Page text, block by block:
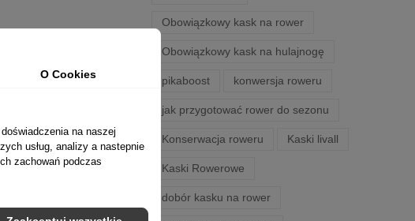
Obowiązkowy kask na rower
Obowiązkowy kask na hulajnogę
pikaboost konwersja roweru
jak przygotować rower do sezonu
Konserwacja roweru Kaski livall
Kaski Rowerowe
dobór kasku na rower
O Cookies
na naszej
usług, analizy a nastepnie
zachowań podczas